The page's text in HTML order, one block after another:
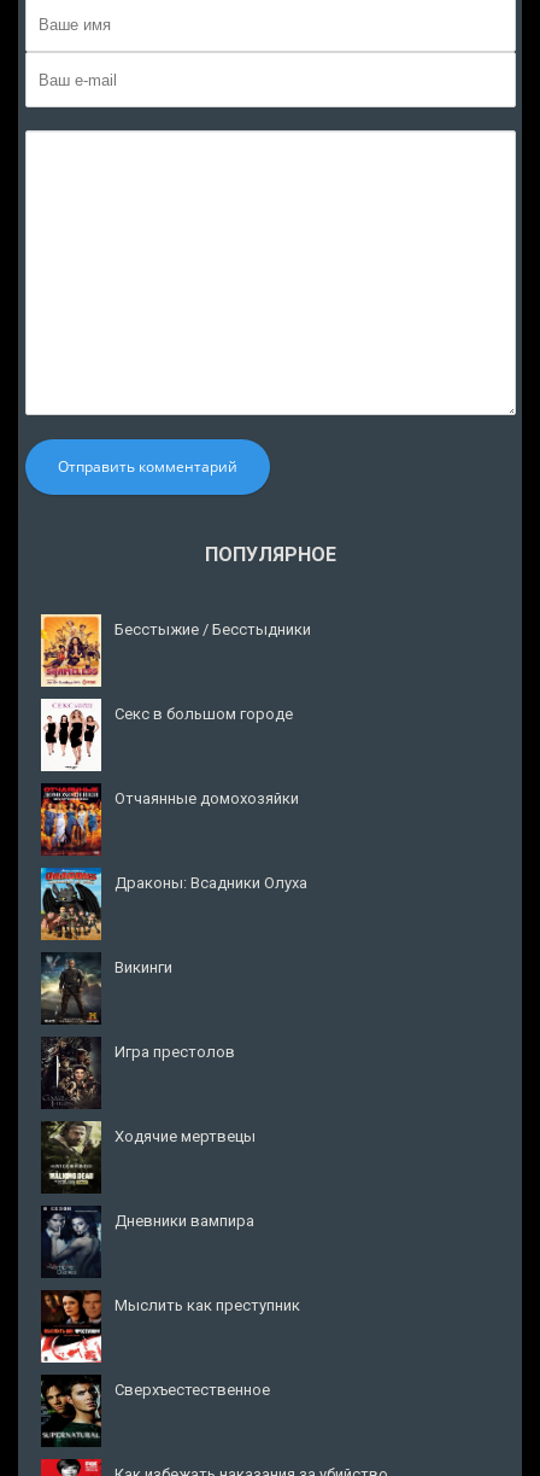
Отправить комментарий
ПОПУЛЯРНОЕ
Бесстыжие / Бесстыдники
Секс в большом городе
Отчаянные домохозяйки
Драконы: Всадники Олуха
Викинги
Игра престолов
Ходячие мертвецы
Дневники вампира
Мыслить как преступник
Сверхъестественное